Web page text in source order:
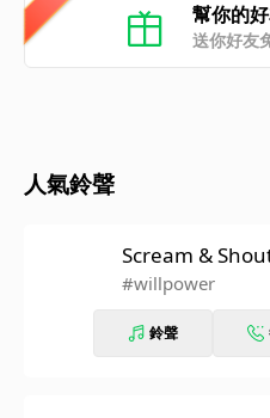
幫你的
送你好友
人氣鈴聲
Scream &
#willpower
鈴聲